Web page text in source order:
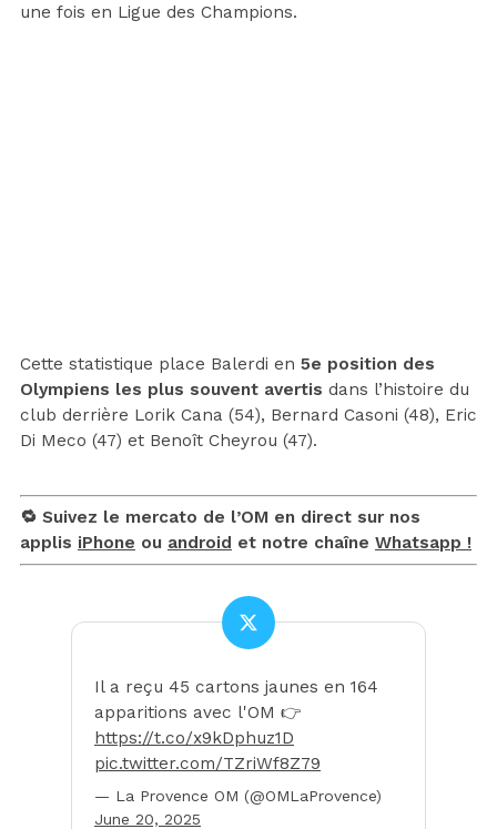
une fois en Ligue des Champions.
Cette statistique place Balerdi en 5e position des
Olympiens les plus souvent avertis dans l’histoire du
club derrière Lorik Cana (54), Bernard Casoni (48), Eric
Di Meco (47) et Benoît Cheyrou (47).
🔁 Suivez le mercato de l’OM en direct sur nos
applis iPhone ou android et notre chaîne Whatsapp !
Il a reçu 45 cartons jaunes en 164
apparitions avec l'OM 👉
https://t.co/x9kDphuz1D
pic.twitter.com/TZriWf8Z79
— La Provence OM (@OMLaProvence)
June 20, 2025